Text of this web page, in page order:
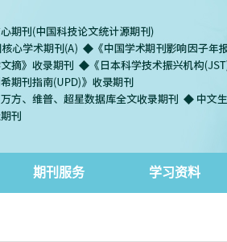
期刊服务 学习资料